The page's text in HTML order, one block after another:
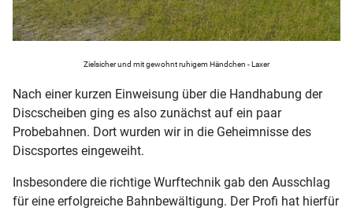
Zielsicher und mit gewohnt ruhigem Händchen - Laxer
Nach einer kurzen Einweisung über die Handhabung der
Discscheiben ging es also zunächst auf ein paar
Probebahnen. Dort wurden wir in die Geheimnisse des
Discsportes eingeweiht.
Insbesondere die richtige Wurftechnik gab den Ausschlag
für eine erfolgreiche Bahnbewältigung. Der Profi hat hierfür